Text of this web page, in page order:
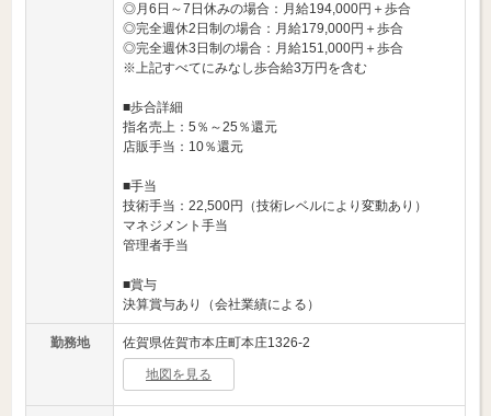
◎月6日～7日休みの場合：月給194,000円＋歩合
◎完全週休2日制の場合：月給179,000円＋歩合
◎完全週休3日制の場合：月給151,000円＋歩合
※上記すべてにみなし歩合給3万円を含む
■歩合詳細
指名売上：5％～25％還元
店販手当：10％還元
■手当
技術手当：22,500円（技術レベルにより変動あり）
マネジメント手当
管理者手当
■賞与
決算賞与あり（会社業績による）
勤務地 佐賀県佐賀市本庄町本庄1326-2
地図を見る